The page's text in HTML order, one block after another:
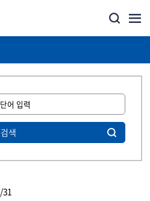
검색
/31